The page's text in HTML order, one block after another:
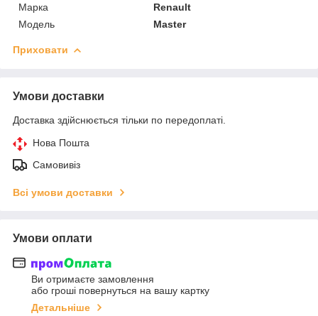
Марка
Renault
Модель
Master
Приховати
Умови доставки
Доставка здійснюється тільки по передоплаті.
Нова Пошта
Самовивіз
Всі умови доставки
Умови оплати
Ви отримаєте замовлення
або гроші повернуться на вашу картку
Детальніше